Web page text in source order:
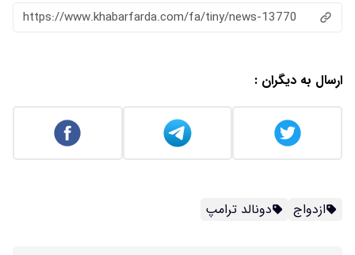
https://www.khabarfarda.com/fa/tiny/news-13770
ارسال به دیگران :
ازدواج دونالد ترامپ